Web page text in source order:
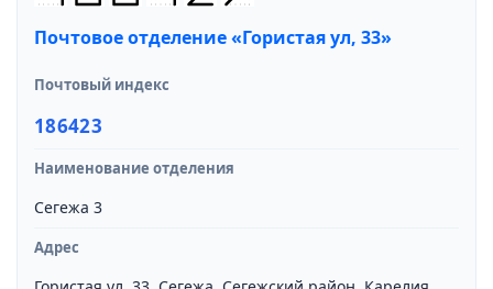
Почтовое отделение «Гористая ул, 33»
Почтовый индекс
186423
Наименование отделения
Сегежа 3
Адрес